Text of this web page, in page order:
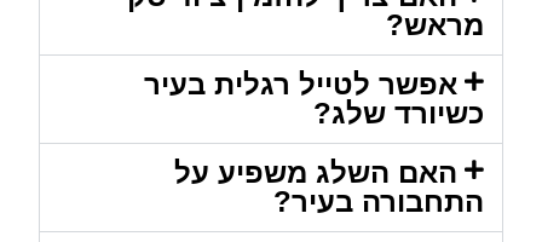
מראש?
אפשר לטייל רגלית בעיר
כשיורד שלג?
האם השלג משפיע על
התחבורה בעיר?